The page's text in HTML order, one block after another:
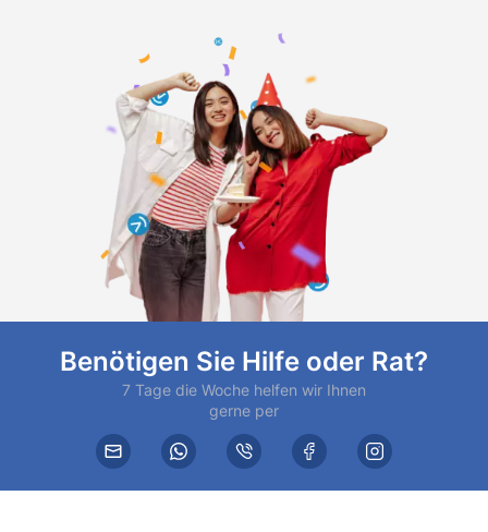
Benötigen Sie Hilfe oder Rat?
7 Tage die Woche helfen wir Ihnen
gerne per